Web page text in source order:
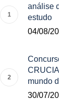
análise
estudo
04/08/
mundo
30/07/